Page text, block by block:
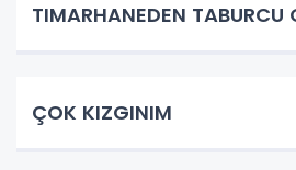
TIMARHANEDEN TABURCU
ÇOK KIZGINIM